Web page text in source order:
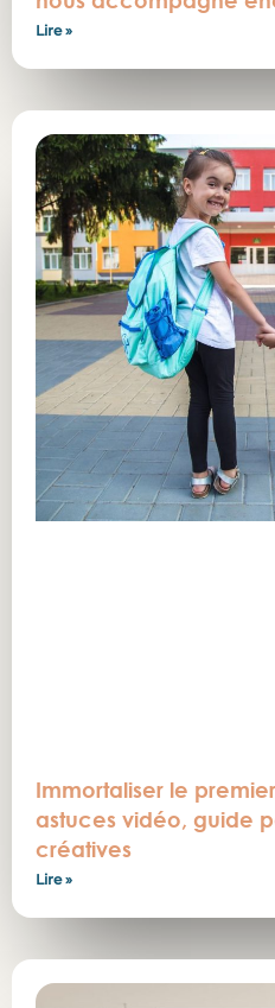
Lire »
Immortaliser le
astuces vidéo, guide
créatives
Lire »